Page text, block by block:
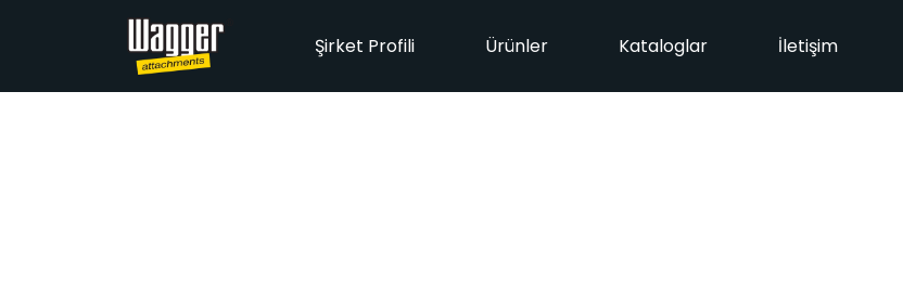
Şirket Profili Ürünler Kataloglar İletişim